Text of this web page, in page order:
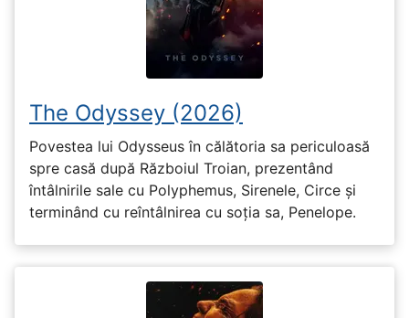
The Odyssey (2026)
Povestea lui Odysseus în călătoria sa periculoasă
spre casă după Războiul Troian, prezentând
întâlnirile sale cu Polyphemus, Sirenele, Circe și
terminând cu reîntâlnirea cu soția sa, Penelope.